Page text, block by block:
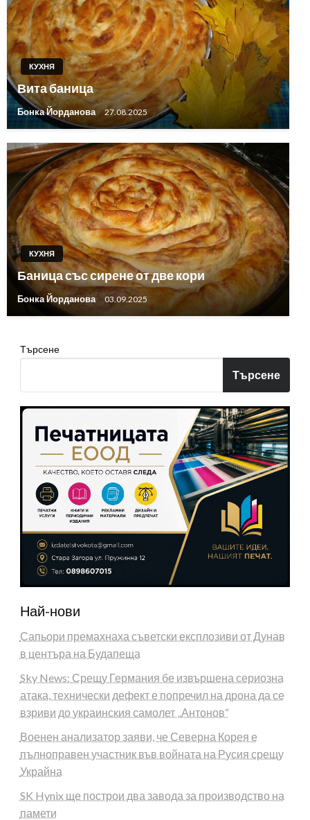
КУХНЯ
Вита баница
Бонка Йорданова 27.08.2025
КУХНЯ
Баница със сирене от две кори
Бонка Йорданова 03.09.2025
Търсене
Търсене
Най-нови
Сапьори премахнаха съветски експлозиви от Дунав
в центъра на Будапеща
Sky News: Срещу Германия бе извършена сериозна
атака, технически дефект е попречил на дрона да се
взриви до украинския самолет „Антонов“
Военен анализатор заяви, че Северна Корея е
пълноправен участник във войната на Русия срещу
Украйна
SK Hynix ще построи два завода за производство на
памети